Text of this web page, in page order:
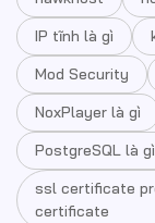
IP tĩnh là gì
Mod Security
NoxPlayer là gì
PostgreSQL là gì
ssl certificate
certificate